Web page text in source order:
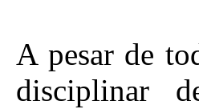
A pesar de
disciplinar